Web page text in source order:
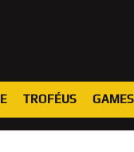
TROFÉUS GAMES